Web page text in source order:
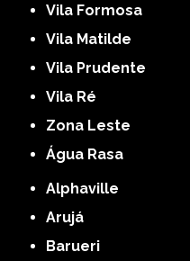
Vila Formosa
Vila Matilde
Vila Prudente
Vila Ré
Zona Leste
Água Rasa
Alphaville
Arujá
Barueri